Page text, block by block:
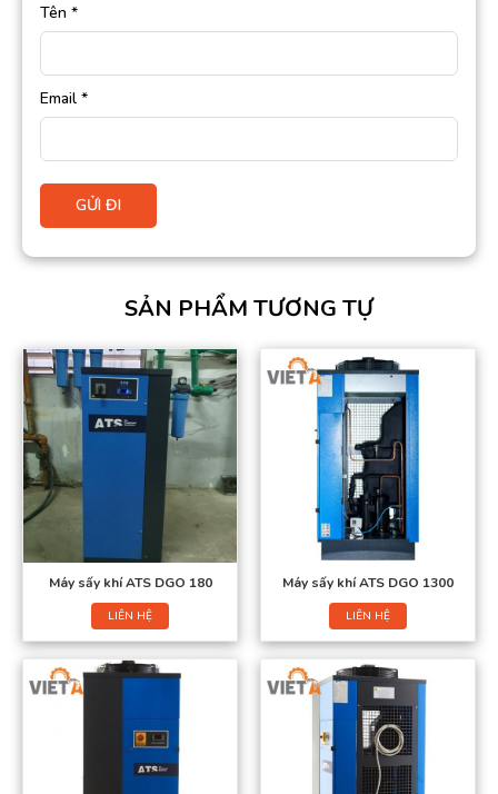
Tên *
Email *
SẢN PHẨM TƯƠNG TỰ
Máy sấy khí ATS DGO 180
LIÊN HỆ
Máy sấy khí ATS DGO 1300
LIÊN HỆ